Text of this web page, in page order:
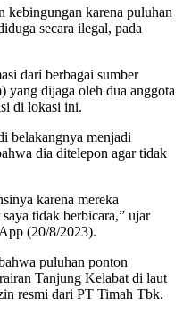
kebingungan karena puluhan
secara ilegal, pada
dari berbagai sumber
yang dijaga oleh dua anggota
di lokasi ini.
belakangnya menjadi
dia ditelepon agar tidak
karena mereka
tidak berbicara,” ujar
(20/8/2023).
puluhan ponton
Tanjung Kelabat di laut
resmi dari PT Timah Tbk.